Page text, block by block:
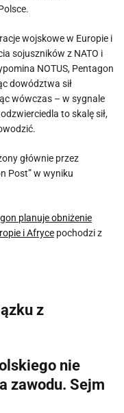
wojskowe w Europie i
sojuszników z NATO i
NOTUS, Pentagon
dowództwa sił
wówczas – w sygnale
to skalę sił,
głównie przez
Post” w wyniku
planuje obniżenie
i Afryce pochodzi z
z
nie
zawodu. Sejm